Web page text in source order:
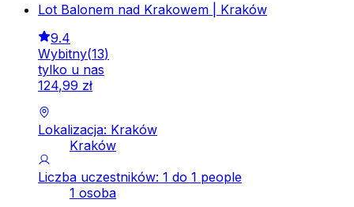
Lot Balonem nad Krakowem | Kraków
9.4
Wybitny(13)
tylko u nas
124,99 zł
Lokalizacja: Kraków
Kraków
Liczba uczestników: 1 do 1 people
1 osoba